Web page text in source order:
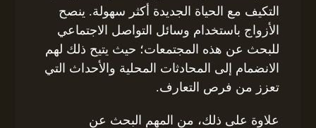
التكيف مع الحياة الجديدة أكثر سهولة. ينصح
الأزواج باستخدام وسائل التواصل الاجتماعي
للبحث عن هذه المجتمعات؛ حيث يتيح ذلك لهم
الانضمام إلى المحادثات المحلية والأحداث التي
تعزز من فرص التعارف.
علاوة على ذلك، من المهم البحث عن